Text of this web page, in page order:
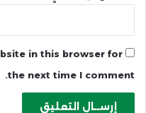
in this browser for
the next time I comment.